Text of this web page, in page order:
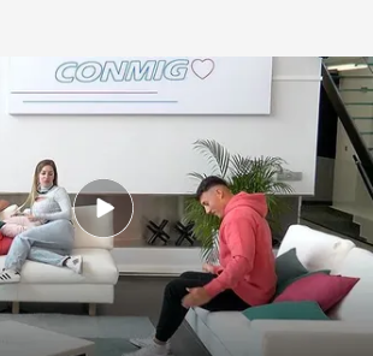
en sus últimas horas en 'Baila conmigo'
- 22:40h.
DIRECTO
a su gran final y toma una